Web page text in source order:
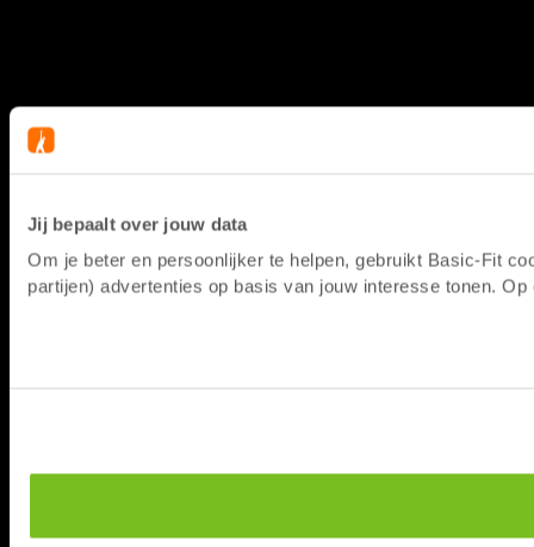
Jij bepaalt over jouw data
Om je beter en persoonlijker te helpen, gebruikt Basic-Fit
partijen) advertenties op basis van jouw interesse tonen.